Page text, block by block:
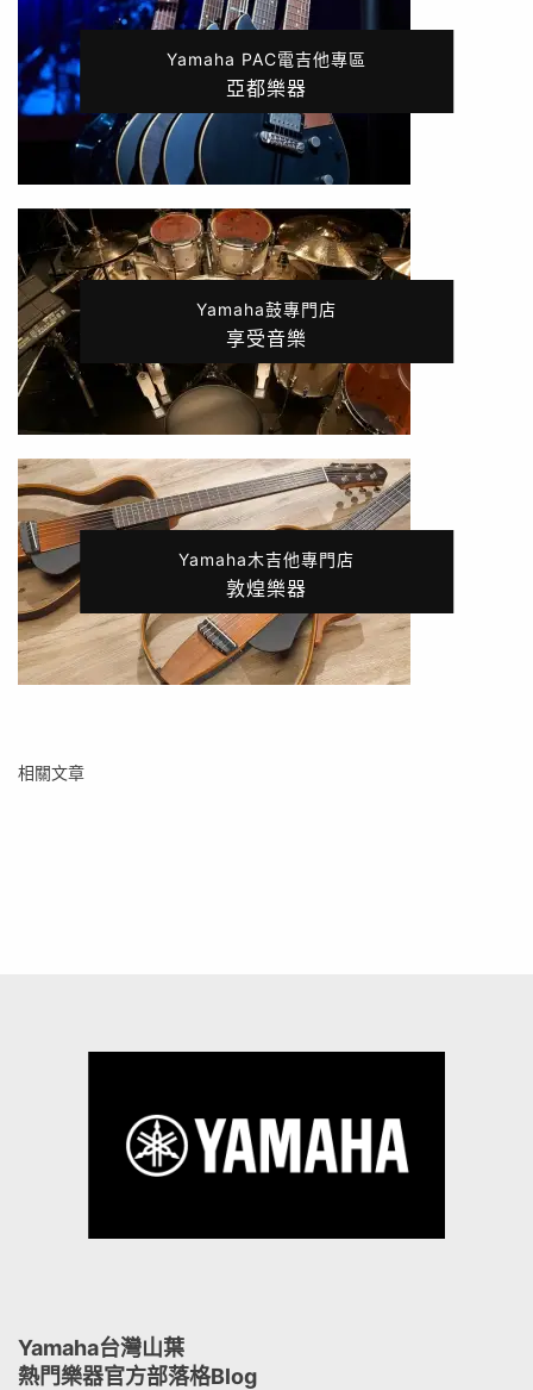
Yamaha PAC電吉他專區
亞都樂器
Yamaha鼓專門店
享受音樂
Yamaha木吉他專門店
敦煌樂器
相關文章
Yamaha台灣山葉
熱門樂器官方部落格Blog